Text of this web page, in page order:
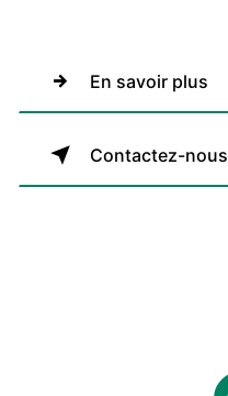
En savoir plus
Contactez-nous